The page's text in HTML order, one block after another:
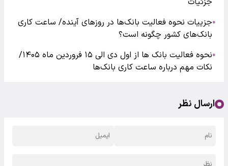
●جزییات نحوه فعالیت بانک‌ها در روزهای آینده/ ساعت کاری
بانک‌های کشور چگونه است؟
●
نحوه فعالیت بانک ها از اول دی الی ۱۵ فروردین ماه ۱۴۰۵/
نکات مهم درباره ساعت کاری بانک‌ها
ارسال نظر